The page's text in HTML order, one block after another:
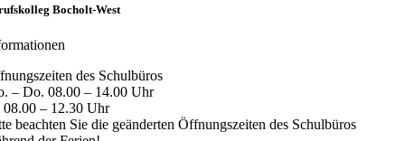
Bocholt-West
des Schulbüros
– Do. 08.00 – 14.00 Uhr
08.00 – 12.30 Uhr
beachten Sie die geänderten Öffnungszeiten des Schulbüros